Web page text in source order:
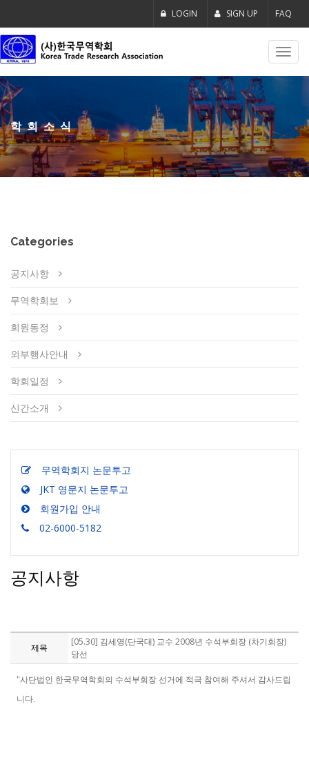
LOGIN SIGN UP FAQ
학회소식
Categories
공지사항
무역학회보
회원동정
외부행사안내
학회일정
신간소개
무역학회지 논문투고
JKT 영문지 논문투고
회원가입 안내
02-6000-5182
공지사항
제목
[05.30] 김세영(단국대) 교수 2008년 수석부회장 (차기회장)
당선
"사단법인 한국무역학회의 수석부회장 선거에 적극 참여해 주셔서 감사드립
니다.